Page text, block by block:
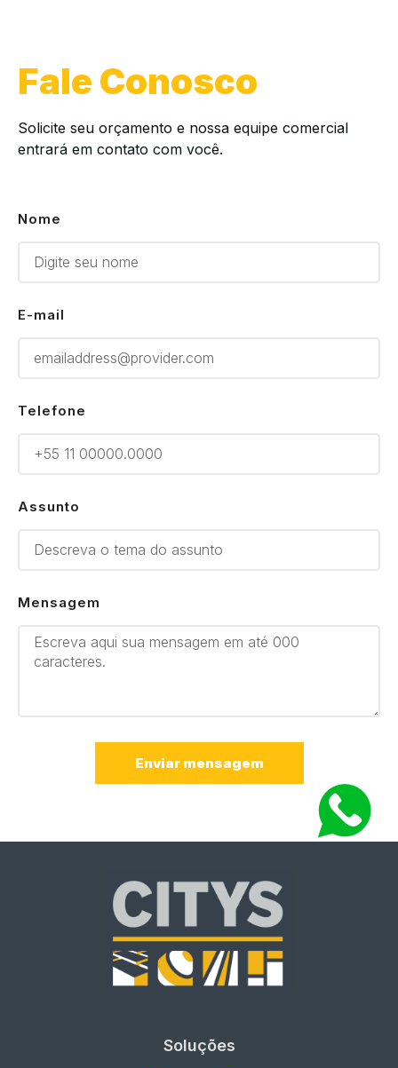
Fale Conosco
Solicite seu orçamento e nossa equipe comercial
entrará em contato com você.
Nome
E-mail
Telefone
Assunto
Mensagem
Enviar mensagem
Soluções